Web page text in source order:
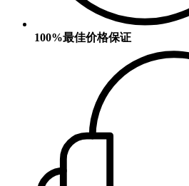
100%最佳价格保证